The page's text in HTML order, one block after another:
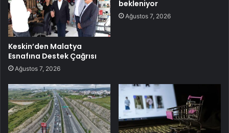
Keskin’den Malatya
Esnafına Destek Çağrısı
Ağustos 7, 2026
bekleniyor
Ağustos 7, 2026